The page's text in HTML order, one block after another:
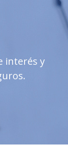
interés y